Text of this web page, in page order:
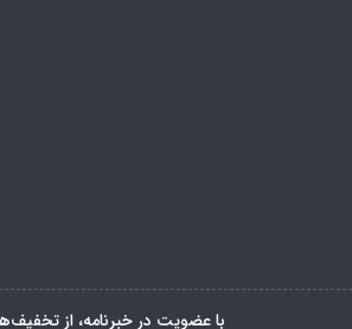
با عضویت در خبرنامه، از